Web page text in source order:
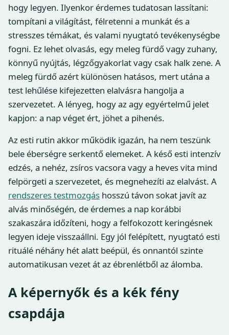
hogy legyen. Ilyenkor érdemes tudatosan lassítani:
tompítani a világítást, félretenni a munkát és a
stresszes témákat, és valami nyugtató tevékenységbe
fogni. Ez lehet olvasás, egy meleg fürdő vagy zuhany,
könnyű nyújtás, légzőgyakorlat vagy csak halk zene. A
meleg fürdő azért különösen hatásos, mert utána a
test lehűlése kifejezetten elalvásra hangolja a
szervezetet. A lényeg, hogy az agy egyértelmű jelet
kapjon: a nap véget ért, jöhet a pihenés.
Az esti rutin akkor működik igazán, ha nem teszünk
bele éberségre serkentő elemeket. A késő esti intenzív
edzés, a nehéz, zsíros vacsora vagy a heves vita mind
felpörgeti a szervezetet, és megnehezíti az elalvást. A
rendszeres testmozgás hosszú távon sokat javít az
alvás minőségén, de érdemes a nap korábbi
szakaszára időzíteni, hogy a felfokozott keringésnek
legyen ideje visszaállni. Egy jól felépített, nyugtató esti
rituálé néhány hét alatt beépül, és onnantól szinte
automatikusan vezet át az ébrenlétből az álomba.
A képernyők és a kék fény
csapdája